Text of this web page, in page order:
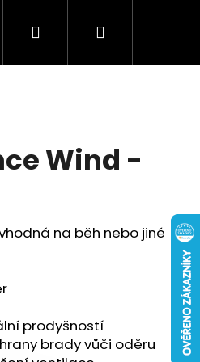
PřihlášeníNákupní
Wind -
na běh nebo jiné
prodyšností
brady vůči oděru
Následující